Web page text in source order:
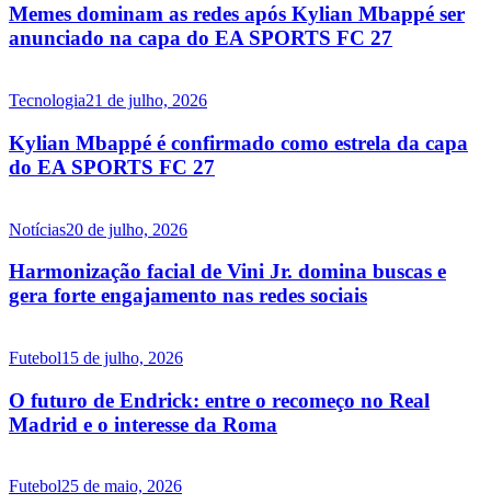
Memes dominam as redes após Kylian Mbappé ser
anunciado na capa do EA SPORTS FC 27
Tecnologia21 de julho, 2026
Kylian Mbappé é confirmado como estrela da capa
do EA SPORTS FC 27
Notícias20 de julho, 2026
Harmonização facial de Vini Jr. domina buscas e
gera forte engajamento nas redes sociais
Futebol15 de julho, 2026
O futuro de Endrick: entre o recomeço no Real
Madrid e o interesse da Roma
Futebol25 de maio, 2026